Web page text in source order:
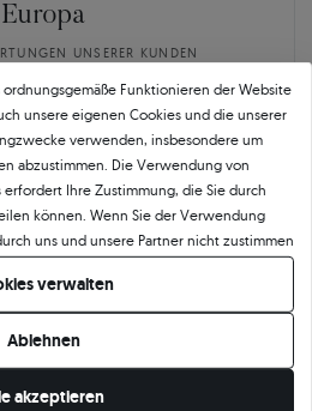
Europa
UNSERER KUNDEN
🇨🇿
252
HEUREKA
Funktionieren der Website
unsere eigenen Cookies und die unserer
verwenden, insbesondere um
abzustimmen. Die Verwendung von
Ihre Zustimmung, die Sie durch
können. Wenn Sie der Verwendung
uns und unsere Partner nicht zustimmen
mich wählen" und bestimmen Sie Ihre
jederzeit widerrufen, indem Sie
verwalten
Ablehnen
akzeptieren